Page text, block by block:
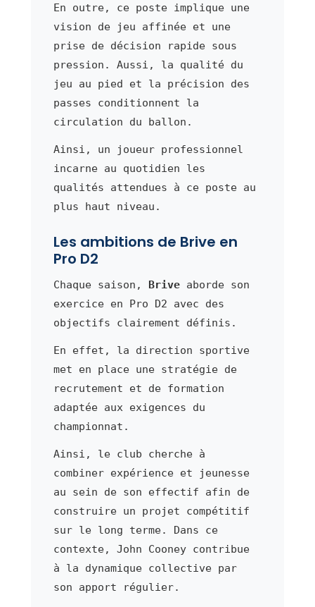
En outre, ce poste implique une
vision de jeu affinée et une
prise de décision rapide sous
pression. Aussi, la qualité du
jeu au pied et la précision des
passes conditionnent la
circulation du ballon.
Ainsi, un joueur professionnel
incarne au quotidien les
qualités attendues à ce poste au
plus haut niveau.
Les ambitions de Brive en
Pro D2
Chaque saison, Briveaborde son
exercice en Pro D2 avec des
objectifs clairement définis.
En effet, la direction sportive
met en place une stratégie de
recrutement et de formation
adaptée aux exigences du
championnat.
Ainsi, le club cherche à
combiner expérience et jeunesse
au sein de son effectif afin de
construire un projet compétitif
sur le long terme. Dans ce
contexte, John Cooney contribue
à la dynamique collective par
son apport régulier.